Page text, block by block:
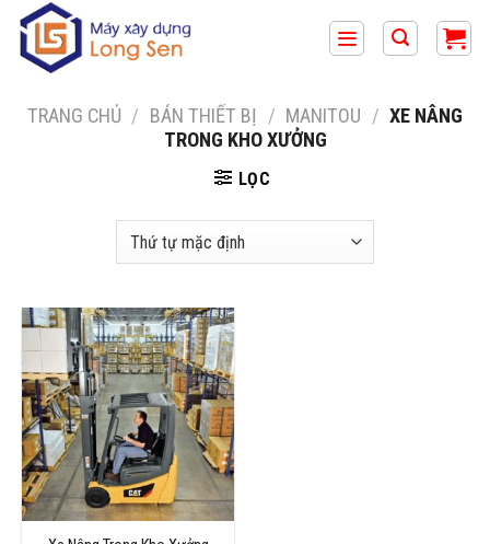
qua
TRANG CHỦ / BÁN THIẾT BỊ / MANITOU / XE NÂNG
TRONG KHO XƯỞNG
LỌC